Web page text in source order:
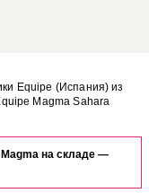
Equipe (Испания) из
Magma Sahara
Magma.
дизайн-проект с
на складе —